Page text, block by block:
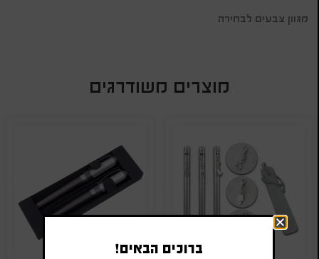
מגוון צבעים לבחירה
מוצרים משודרגים
ברוכים הבאים!